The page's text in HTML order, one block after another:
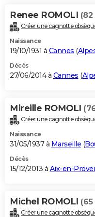
Renee ROMOLI (82
Créer une cagnotte
Naissance
19/10/1931 à Cannes (
Décès
27/06/2014 à Cannes (
Mireille ROMOLI
Créer une cagnotte
Naissance
31/05/1937 à Marseille (
Décès
15/12/2013 à Aix-en-
Michel ROMOLI (65
Créer une cagnotte